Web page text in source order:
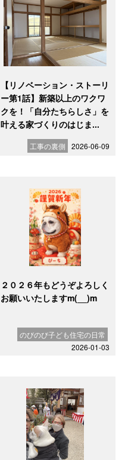
【リノベーション・ストーリ
ー第1話】新築以上のワクワ
クを！「自分たちらしさ」を
叶える家づくりのはじま...
工事の裏側 2026-06-09
２０２６年もどうぞよろしく
お願いいたしますm(__)m
のびのび子ども住宅の日常
2026-01-03